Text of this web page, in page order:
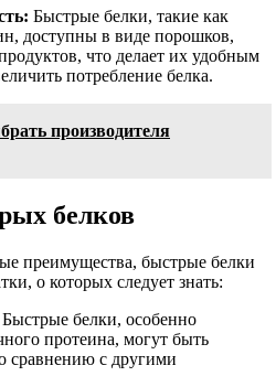
Быстрые белки, такие как
доступны в виде порошков,
что делает их удобным
потребление белка.
производителя
белков
преимущества, быстрые белки
о которых следует знать:
Быстрые белки, особенно
протеина, могут быть
сравнению с другими